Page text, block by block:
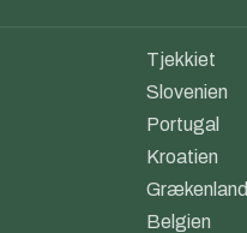
Tjekkiet
Slovenien
Portugal
Kroatien
Grækenland
Belgien